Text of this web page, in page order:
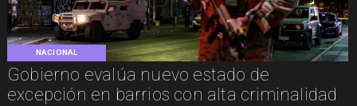
NACIONAL
Gobierno evalúa nuevo estado de
excepción en barrios con alta criminalidad